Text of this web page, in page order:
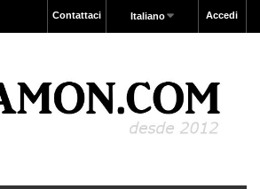
Accedi
Italiano
Contattaci